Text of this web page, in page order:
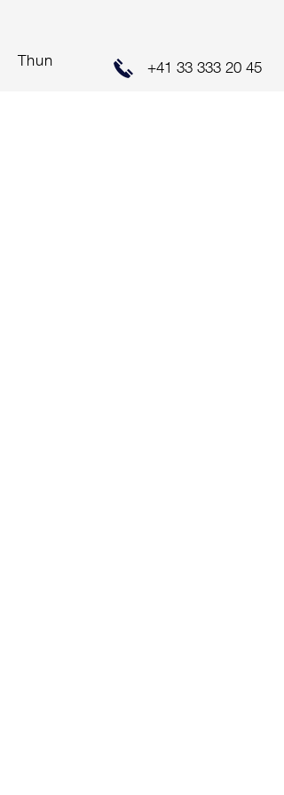
Thun
+41 33 333 20 45